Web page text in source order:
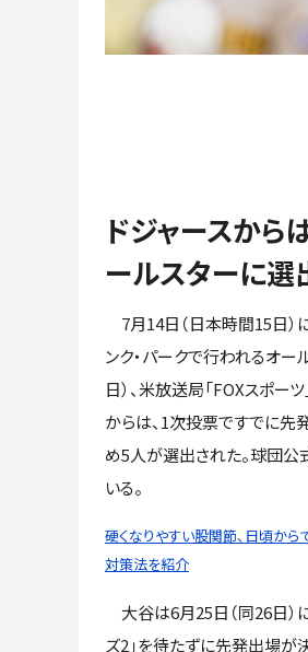
ドジャースか
ールスターに選
7月14日（日本時間15日）
ンク・パークで行われるオ
日）、米放送局「FOXスポー
からは、1次投票ですでに
め5人が選出された。球団
いる。
硬くなりやすい股関節、日頃か
対策法を紹介
大谷は6月25日（同26日）
ズ2」を待たずに先発出場が